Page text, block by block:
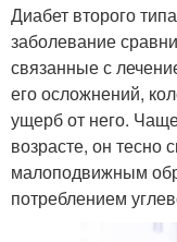
Диабет второго
заболевание
связанные с
его осложнений,
ущерб от него.
возрасте, он тесно
малоподвижным
потреблением